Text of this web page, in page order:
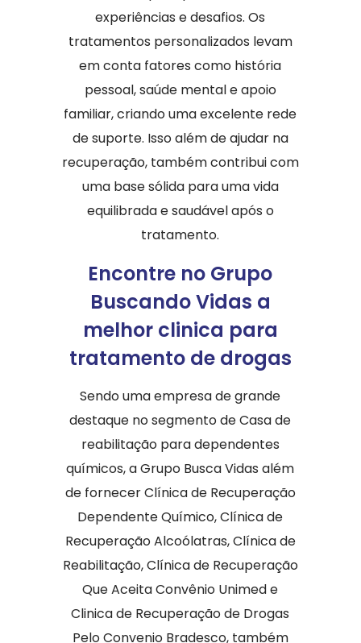
experiências e desafios. Os
tratamentos personalizados levam
em conta fatores como história
pessoal, saúde mental e apoio
familiar, criando uma excelente rede
de suporte. Isso além de ajudar na
recuperação, também contribui com
uma base sólida para uma vida
equilibrada e saudável após o
tratamento.
Encontre no Grupo
Buscando Vidas a
melhor clinica para
tratamento de drogas
Sendo uma empresa de grande
destaque no segmento de Casa de
reabilitação para dependentes
químicos, a Grupo Busca Vidas além
de fornecer Clínica de Recuperação
Dependente Químico, Clínica de
Recuperação Alcoólatras, Clínica de
Reabilitação, Clínica de Recuperação
Que Aceita Convênio Unimed e
Clinica de Recuperação de Drogas
Pelo Convenio Bradesco, também